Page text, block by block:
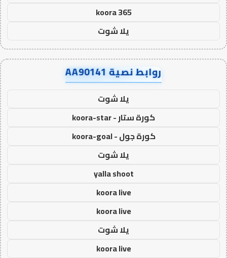
koora 365
يلا شوت
روابط نصية AA90141
يلا شوت
كورة ستار - koora-star
كورة جول - koora-goal
يلا شوت
yalla shoot
koora live
koora live
يلا شوت
koora live